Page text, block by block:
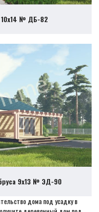
10х14 № ДБ-82
9х13 № ЭД-90
дома под усадку в